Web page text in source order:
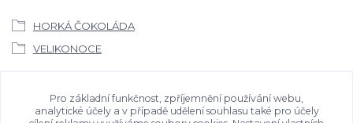
HORKÁ ČOKOLÁDA
VELIKONOCE
Ke stažení
Pro základní funkčnost, zpříjemnění používání webu,
analytické účely a v případě udělení souhlasu také pro účely